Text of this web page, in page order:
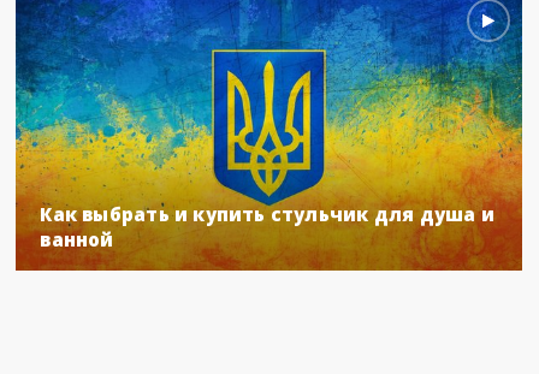
Как выбрать и купить стульчик для душа и
ванной